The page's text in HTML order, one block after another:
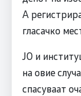
А
гласачко
ЈО и
на овие
спасуваат